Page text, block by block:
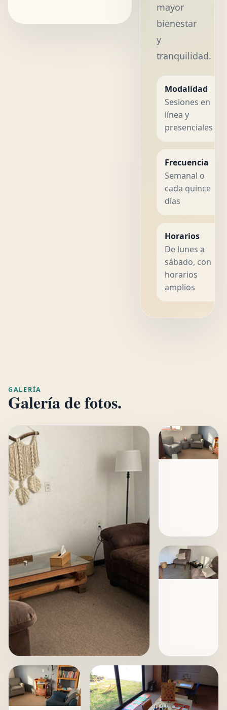
mayor
bienestar
y
tranquilidad.
Modalidad
Sesiones en
línea y
presenciales
Frecuencia
Semanal o
cada quince
días
Horarios
De lunes a
sábado, con
horarios
amplios
GALERÍA
Galería de fotos.